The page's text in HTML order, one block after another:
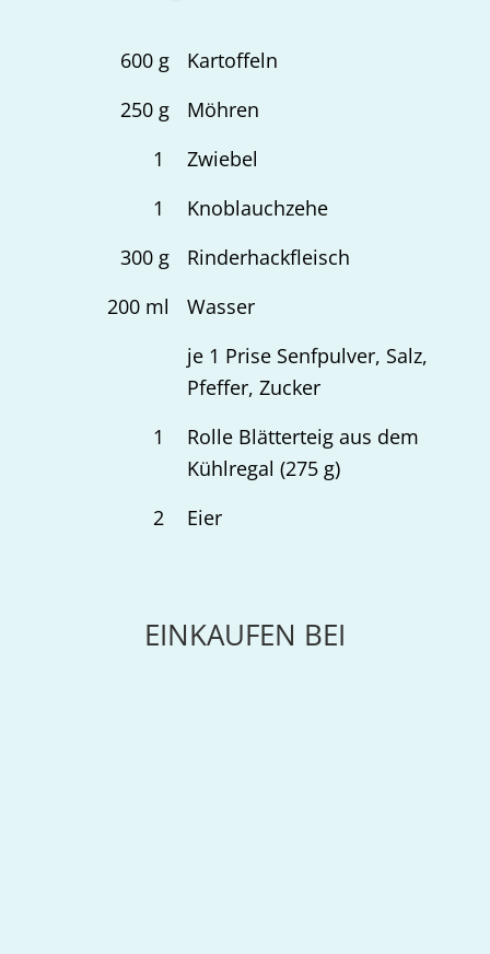
600g
Kartoffeln
250g
Möhren
1
Zwiebel
1
Knoblauchzehe
300g
Rinderhackfleisch
200ml
Wasser
je 1 Prise Senfpulver, Salz,
Pfeffer, Zucker
1
Rolle Blätterteig aus dem
Kühlregal (275 g)
2
Eier
EINKAUFEN BEI